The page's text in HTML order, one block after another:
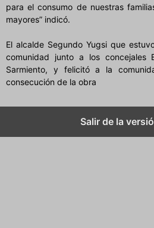
para el consumo de nuestras
mayores” indicó.
El alcalde Segundo Yugsi que
comunidad junto a los concejales
Sarmiento, y felicitó a la
consecución de la obra
Salir de la